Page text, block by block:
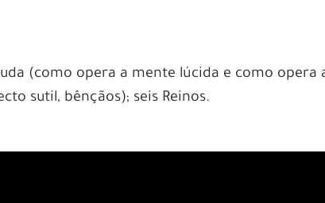
(como opera a mente lúcida e como opera
sutil, bênçãos); seis Reinos.